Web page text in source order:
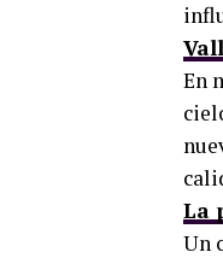
En
La
Un